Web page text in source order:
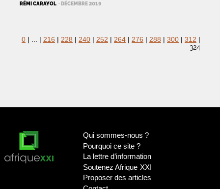
RÉMI CARAYOL · DÉCEMBRE 2019
0 | | 216 | 228 | 240 | 252 | 264 | 276 | 288 | 300 | 312 |
324
Qui sommes-nous ?
Pourquoi ce site ?
La lettre d’information
Soutenez Afrique XXI
Proposer des articles